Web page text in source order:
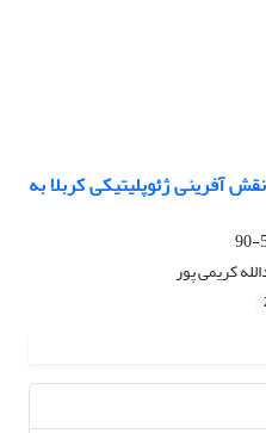
آفرینی ژئوپلیتیکی کربلا به
کریمی پور